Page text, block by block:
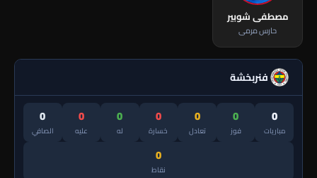
مصطفى شوبير
حارس مرمى
فنربخشة
0
مباريات
0
فوز
0
تعادل
0
خسارة
0
له
0
عليه
0
الصافي
0
نقاط